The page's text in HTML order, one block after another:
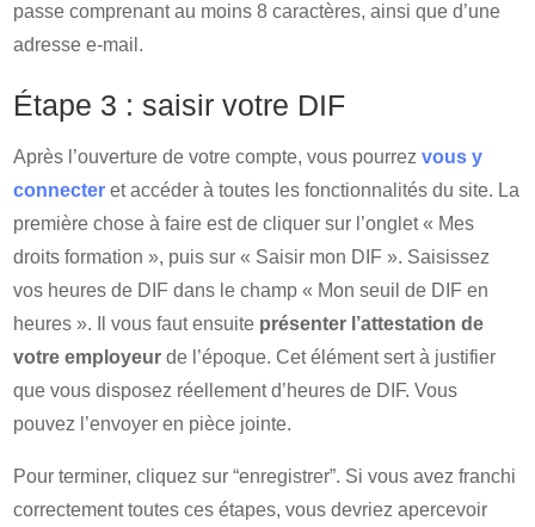
passe comprenant au moins 8 caractères, ainsi que d’une
adresse e-mail.
Étape 3 : saisir votre DIF
Après l’ouverture de votre compte, vous pourrezvous y
connecter et accéder à toutes les fonctionnalités du site. La
première chose à faire est de cliquer sur l’onglet « Mes
droits formation », puis sur « Saisir mon DIF ». Saisissez
vos heures de DIF dans le champ « Mon seuil de DIF en
heures ». Il vous faut ensuite présenter l’attestation de
votre employeur de l’époque. Cet élément sert à justifier
que vous disposez réellement d’heures de DIF. Vous
pouvez l’envoyer en pièce jointe.
Pour terminer, cliquez sur “enregistrer”. Si vous avez franchi
correctement toutes ces étapes, vous devriez apercevoir